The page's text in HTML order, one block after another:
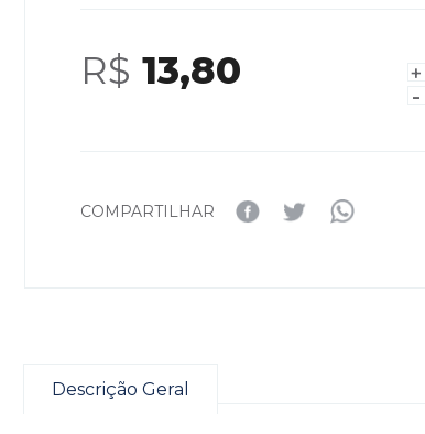
R$ 13,80
COMPARTILHAR
Descrição Geral